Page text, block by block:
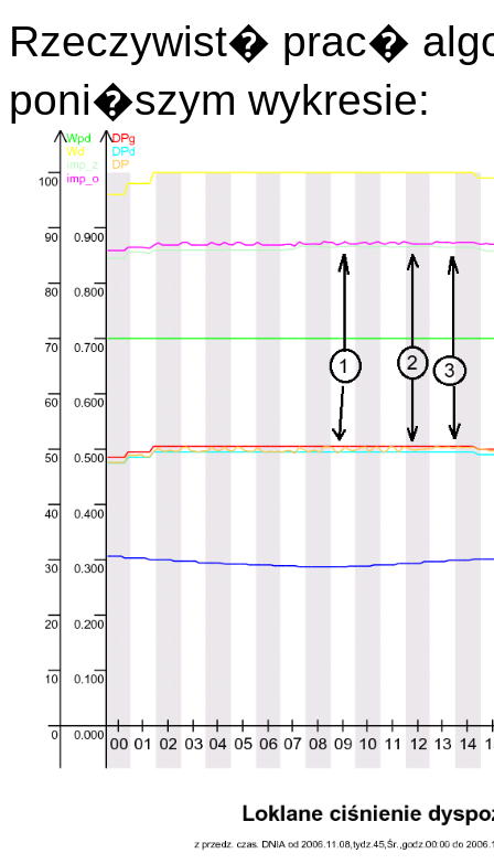
Rzeczywist� prac�
poni�szym wykresie: